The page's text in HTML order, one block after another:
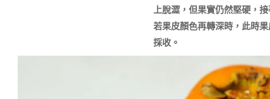
上脫澀，但果實仍然堅硬，
若果皮顏色再轉深時，此時
採收。